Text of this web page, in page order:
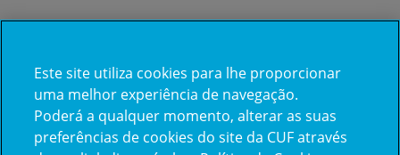
Já trabalha na CUF?
Vamos encontrar juntos o seu
Este site utiliza cookies para lhe proporcionar
uma melhor experiência de navegação.
Poderá a qualquer momento, alterar as suas
preferências de cookies do site da CUF através